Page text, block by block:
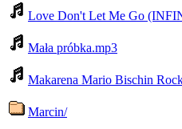
Love Don't Let Me Go
Mała próbka.mp3
Makarena Mario Bischin
Marcin/